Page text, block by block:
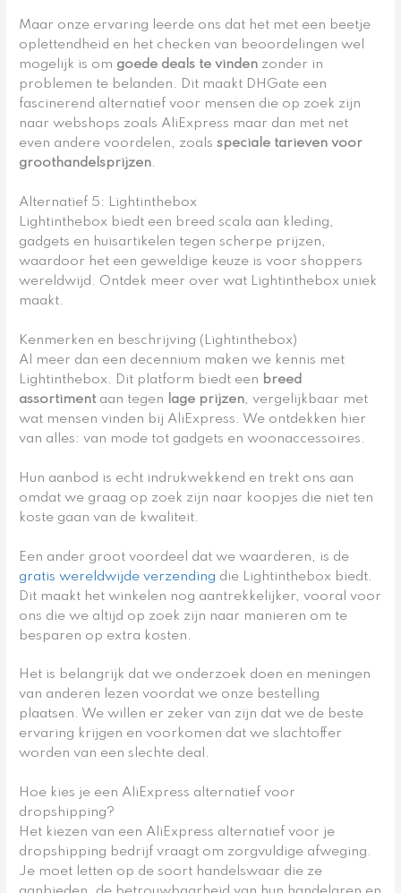
Maar onze ervaring leerde ons dat het met een beetje
oplettendheid en het checken van beoordelingen wel
mogelijk is om goede deals te vinden zonder in
problemen te belanden. Dit maakt DHGate een
fascinerend alternatief voor mensen die op zoek zijn
naar webshops zoals AliExpress maar dan met net
even andere voordelen, zoalsspeciale tarieven voor
groothandelsprijzen.
Alternatief 5: Lightinthebox
Lightinthebox biedt een breed scala aan kleding,
gadgets en huisartikelen tegen scherpe prijzen,
waardoor het een geweldige keuze is voor shoppers
wereldwijd. Ontdek meer over wat Lightinthebox uniek
maakt.
Kenmerken en beschrijving (Lightinthebox)
Al meer dan een decennium maken we kennis met
Lightinthebox. Dit platform biedt een breed
assortimentaan tegen lage prijzen, vergelijkbaar met
wat mensen vinden bij AliExpress. We ontdekken hier
van alles: van mode tot gadgets en woonaccessoires.
Hun aanbod is echt indrukwekkend en trekt ons aan
omdat we graag op zoek zijn naar koopjes die niet ten
koste gaan van de kwaliteit.
Een ander groot voordeel dat we waarderen, is de
gratis wereldwijde verzending die Lightinthebox biedt.
Dit maakt het winkelen nog aantrekkelijker, vooral voor
ons die we altijd op zoek zijn naar manieren om te
besparen op extra kosten.
Het is belangrijk dat we onderzoek doen en meningen
van anderen lezen voordat we onze bestelling
plaatsen. We willen er zeker van zijn dat we de beste
ervaring krijgen en voorkomen dat we slachtoffer
worden van een slechte deal.
Hoe kies je een AliExpress alternatief voor
dropshipping?
Het kiezen van een AliExpress alternatief voor je
dropshipping bedrijf vraagt om zorgvuldige afweging.
Je moet letten op de soort handelswaar die ze